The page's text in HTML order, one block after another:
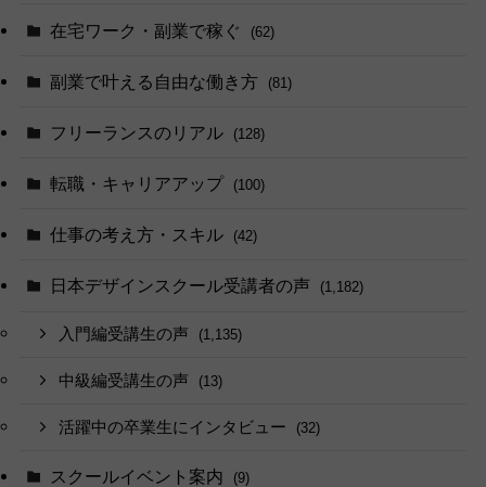
在宅ワーク・副業で稼ぐ (62)
副業で叶える自由な働き方 (81)
フリーランスのリアル (128)
転職・キャリアアップ (100)
仕事の考え方・スキル (42)
日本デザインスクール受講者の声 (1,182)
入門編受講生の声 (1,135)
中級編受講生の声 (13)
活躍中の卒業生にインタビュー (32)
スクールイベント案内 (9)